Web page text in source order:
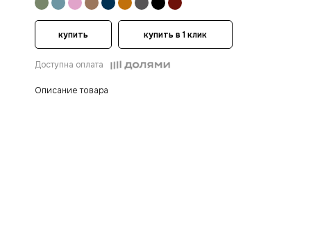
Описание товара
купить купить в 1 клик
Доступна оплата